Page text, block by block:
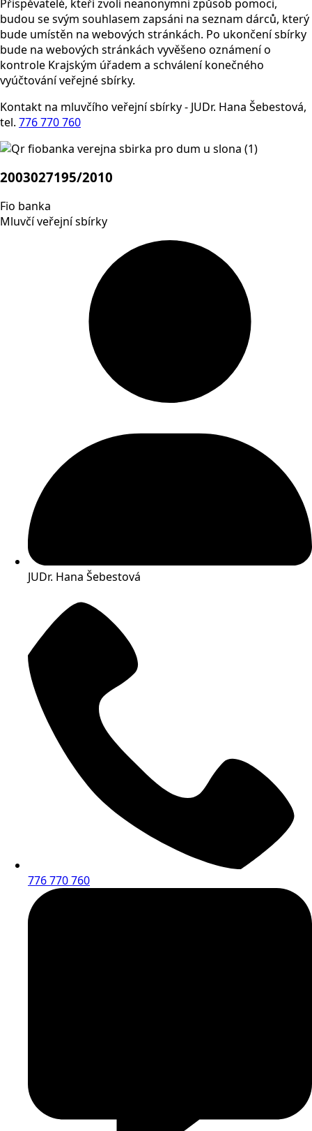
Přispěvatelé, kteří zvolí neanonymní způsob pomoci,
budou se svým souhlasem zapsáni na seznam dárců, který
bude umístěn na webových stránkách. Po ukončení sbírky
bude na webových stránkách vyvěšeno oznámení o
kontrole Krajským úřadem a schválení konečného
vyúčtování veřejné sbírky.
Kontakt na mluvčího veřejní sbírky - JUDr. Hana Šebestová,
tel. 776 770 760
2003027195/2010
Fio banka
Mluvčí veřejní sbírky
JUDr. Hana Šebestová
776 770 760